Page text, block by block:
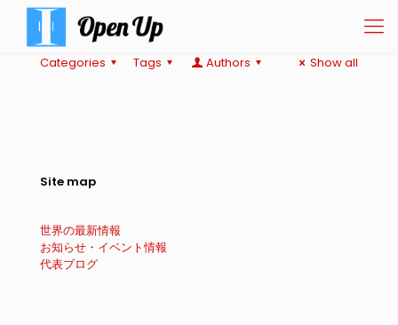
Categories Tags Authors Show all
Site map
世界の最新情報
お知らせ・イベント情報
代表ブログ